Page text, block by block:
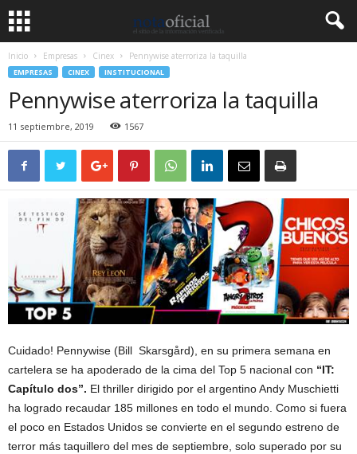
Inicio Empresas Cinex Pennywise aterroriza la taquilla
EMPRESAS CINEX INSTITUCIONAL
Pennywise aterroriza la taquilla
11 septiembre, 2019 1567
Cuidado! Pennywise (Bill Skarsgård), en su primera semana en
cartelera se ha apoderado de la cima del Top 5 nacional con “IT:
Capítulo dos”. El thriller dirigido por el argentino Andy Muschietti
ha logrado recaudar 185 millones en todo el mundo. Como si fuera
el poco en Estados Unidos se convierte en el segundo estreno de
terror más taquillero del mes de septiembre, solo superado por su